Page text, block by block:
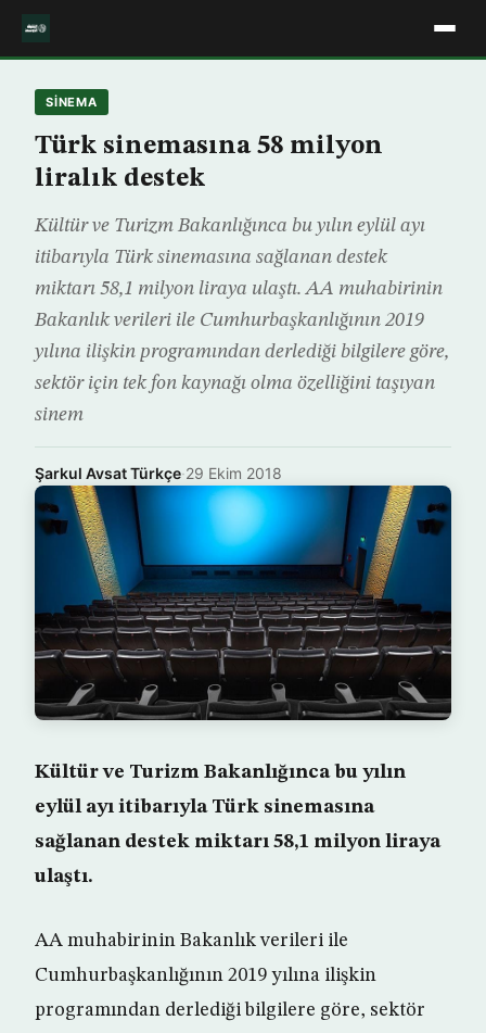
SINEMA
Türk sinemasına 58 milyon
liralık destek
Kültür ve Turizm Bakanlığınca bu yılın eylül ayı
itibarıyla Türk sinemasına sağlanan destek
miktarı 58,1 milyon liraya ulaştı. AA muhabirinin
Bakanlık verileri ile Cumhurbaşkanlığının 2019
yılına ilişkin programından derlediği bilgilere göre,
sektör için tek fon kaynağı olma özelliğini taşıyan
sinem
Şarkul Avsat Türkçe·29 Ekim 2018
Kültür ve Turizm Bakanlığınca bu yılın
eylül ayı itibarıyla Türk sinemasına
sağlanan destek miktarı 58,1 milyon liraya
ulaştı.
AA muhabirinin Bakanlık verileri ile
Cumhurbaşkanlığının 2019 yılına ilişkin
programından derlediği bilgilere göre, sektör